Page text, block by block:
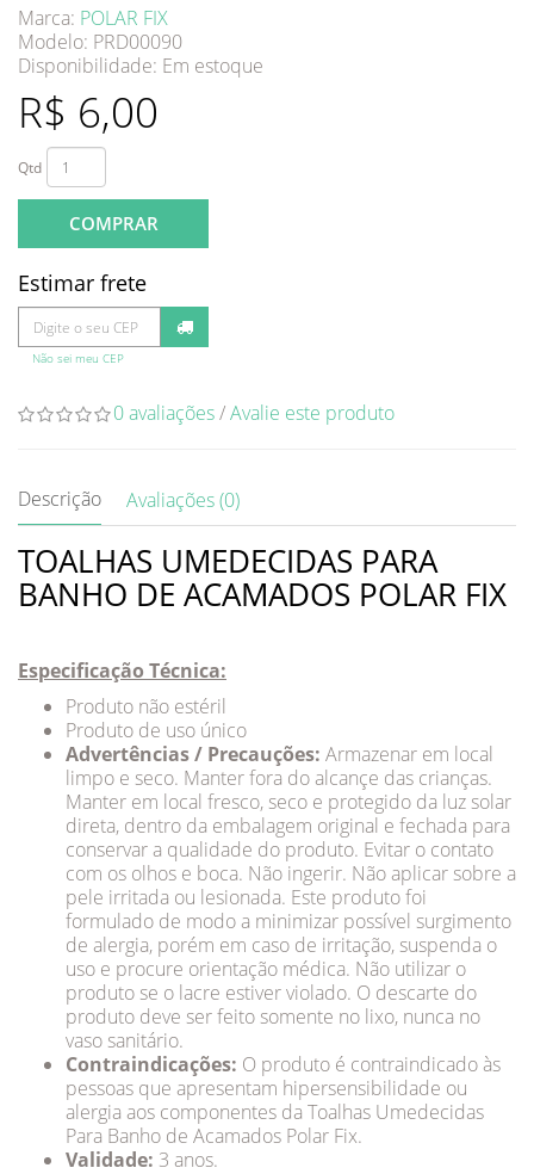
Marca: POLAR FIX
Modelo: PRD00090
Disponibilidade: Em estoque
R$ 6,00
Qtd
COMPRAR
Estimar frete
Não sei meu CEP
0 avaliações/Avalie este produto
Descrição Avaliações (0)
TOALHAS UMEDECIDAS PARA
BANHO DE ACAMADOS POLAR FIX
Especificação Técnica:
Produto não estéril
Produto de uso único
Advertências / Precauções: Armazenar em local
limpo e seco. Manter fora do alcançe das crianças.
Manter em local fresco, seco e protegido da luz solar
direta, dentro da embalagem original e fechada para
conservar a qualidade do produto. Evitar o contato
com os olhos e boca. Não ingerir. Não aplicar sobre a
pele irritada ou lesionada. Este produto foi
formulado de modo a minimizar possível surgimento
de alergia, porém em caso de irritação, suspenda o
uso e procure orientação médica. Não utilizar o
produto se o lacre estiver violado. O descarte do
produto deve ser feito somente no lixo, nunca no
vaso sanitário.
Contraindicações: O produto é contraindicado às
pessoas que apresentam hipersensibilidade ou
alergia aos componentes da Toalhas Umedecidas
Para Banho de Acamados Polar Fix.
Validade: 3 anos.